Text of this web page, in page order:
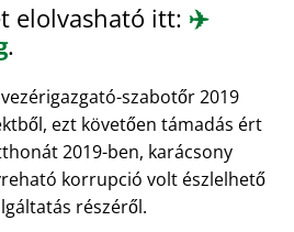
elolvasható itt: ✈️
.
szabotőr 2019
ezt követően támadás ért
2019-ben, karácsony
korrupció volt észlelhető
részéről.